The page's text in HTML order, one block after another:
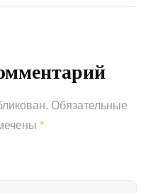
Обязательные
*